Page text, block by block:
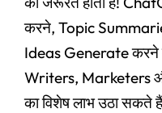
करने, Topic
Ideas Generate करने
Writers, Marketers
का विशेष लाभ उठा